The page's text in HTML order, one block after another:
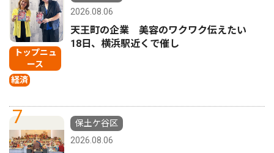
トップニュ
ース
経済
2026.08.06
天王町の企業 美容のワクワク伝えたい
18日、横浜駅近くで催し
7
保土ケ谷区
2026.08.06